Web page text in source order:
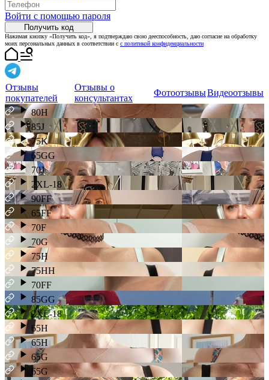
Войти с помощью пароля
Получить код
Нажимая кнопку «Получить код», я подтверждаю свою дееспособность, даю согласие на обработку
моих персональных данных в соответствии с с политикой конфиденциальности
Отзывы
покупателей
Отзывы о
консультантах
ФотоотзывыВидеоотзывы
80H
85J
75K
65GG
70J
2XL-18
90FF
65FF
70F
70G
75H
75HH
70FF
85GG
2XL-18
65H
65H
65G
65G